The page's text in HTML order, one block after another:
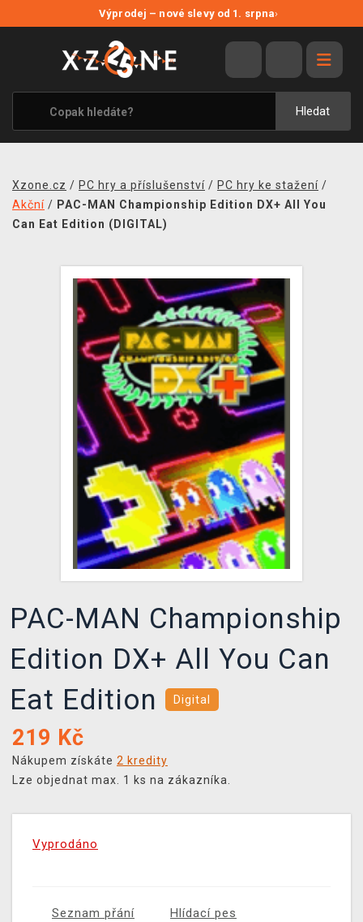
Výprodej – nové slevy od 1. srpna›
Hledat
VÝPRODEJ
VIDEOHRY
XZONE ORIGINALS
TÉMATIKY
MERCHANDISE
KONTAKT
PRODEJNY
XZONE KLUB
TCG & BOARDGAME HUB
VÝKUP HER (BAZAR)
Xzone.cz / PC hry a příslušenství / PC hry ke stažení /
Akční / PAC-MAN Championship Edition DX+ All You
Can Eat Edition (DIGITAL)
PAC-MAN Championship
Edition DX+ All You Can
Eat Edition
Digital
219 Kč
Nákupem získáte 2 kredity
Lze objednat max. 1 ks na zákazníka.
Vyprodáno
Seznam přání Hlídací pes